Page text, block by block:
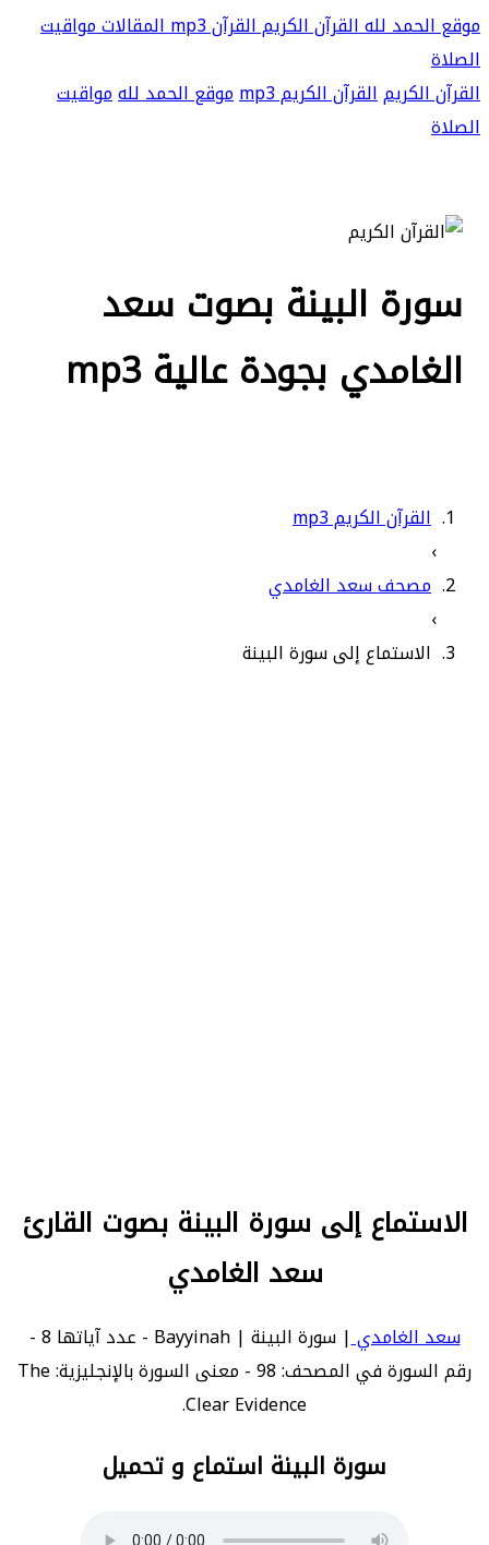
موقع الحمد للهالقرآن الكريمالقرآن mp3 المقالاتمواقيت
الصلاة
القرآن الكريمالقرآن الكريم mp3 موقع الحمد للهمواقيت
الصلاة
سورة البينة بصوت سعد
الغامدي بجودة عالية mp3
القرآن الكريم mp3
›
مصحف سعد الغامدي
›
الاستماع إلى سورة البينة
الاستماع إلى سورة البينة بصوت القارئ
سعد الغامدي
سعد الغامدي
| سورة البينة | Bayyinah - عدد آياتها 8 -
رقم السورة في المصحف: 98 - معنى السورة بالإنجليزية: The
Clear Evidence.
سورة البينة استماع و تحميل